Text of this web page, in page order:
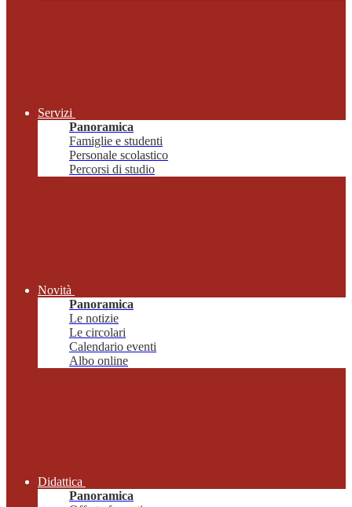
Servizi
Panoramica
Famiglie e studenti
Personale scolastico
Percorsi di studio
Novità
Panoramica
Le notizie
Le circolari
Calendario eventi
Albo online
Didattica
Panoramica